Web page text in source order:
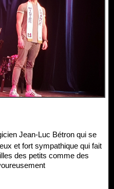
Jean-Luc Bétron qui se
et fort sympathique qui fait
des petits comme des